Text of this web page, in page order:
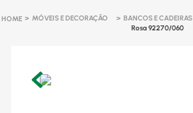
MÓVEIS E DECORAÇÃO BANCOS E CADEIRAS
Rosa 92270/060